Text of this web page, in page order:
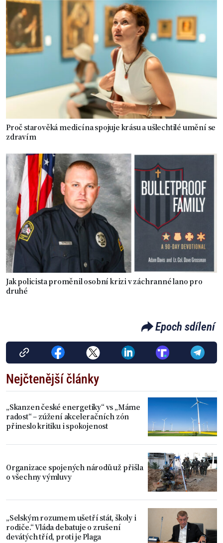
Proč starověká medicína spojuje krásu a ušlechtilé umění se
zdravím
Jak policista proměnil osobní krizi v záchranné lano pro
druhé
Epoch sdílení
Nejčtenější články
„Skanzen české energetiky“ vs „Máme
radost“ – zúžení akceleračních zón
přineslo kritiku i spokojenost
Organizace spojených národů už přišla
o všechny výmluvy
„Selským rozumem ušetří stát, školy i
rodiče.“ Vláda debatuje o zrušení
devátých tříd, proti je Plaga